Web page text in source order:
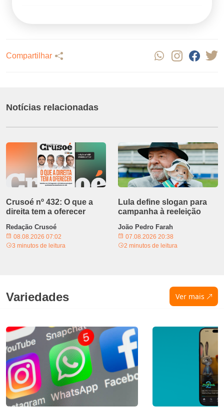
Compartilhar
Notícias relacionadas
Crusoé nº 432: O que a
direita tem a oferecer
Redação Crusoé
08.08.2026 07:02
3 minutos de leitura
Lula define slogan para
campanha à reeleição
João Pedro Farah
07.08.2026 20:38
2 minutos de leitura
Variedades Ver mais